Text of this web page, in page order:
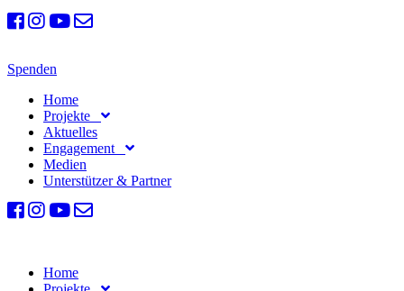
Spenden
Home
Projekte
Aktuelles
Engagement
Medien
Unterstützer & Partner
Home